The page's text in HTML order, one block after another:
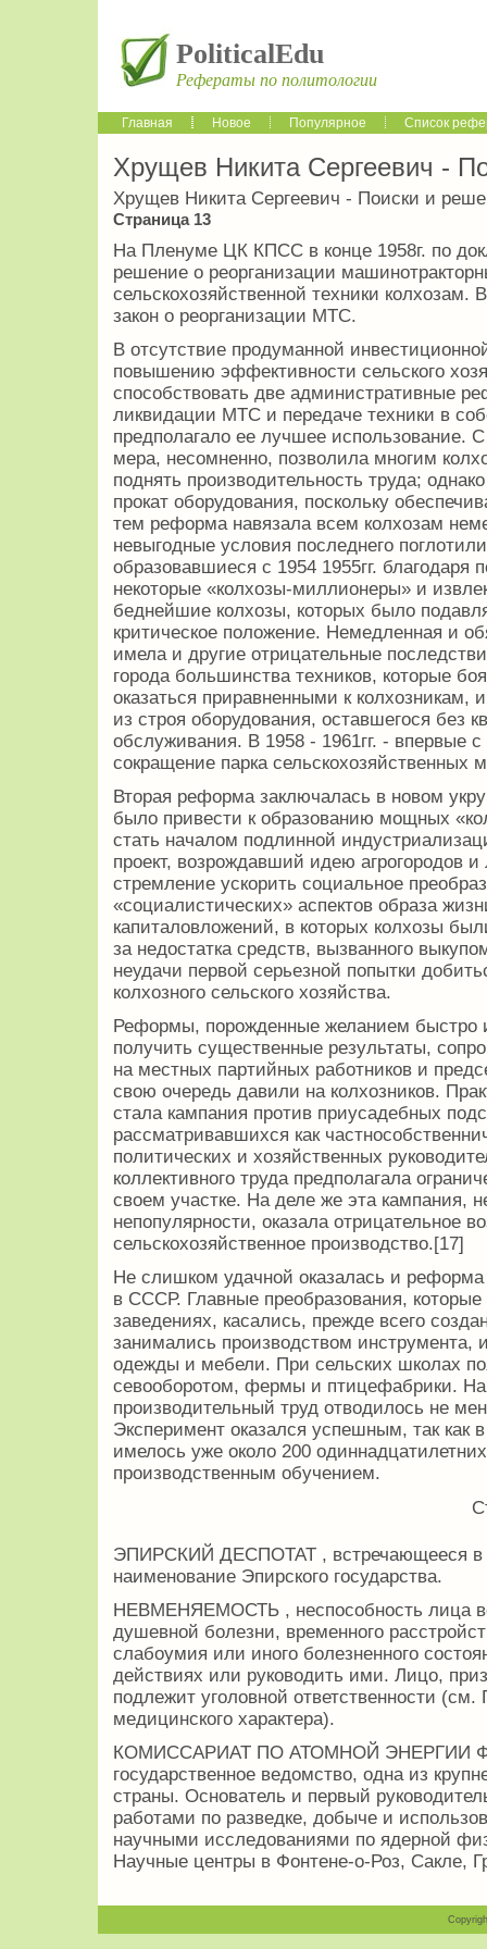
PoliticalEdu
Рефераты по политологии
Главная Новое Популярное Список
Хрущев Никита Сергеевич -
Хрущев Никита Сергеевич - Поиски и
Страница 13
На Пленуме ЦК КПСС в конце 1958г. по
решение о реорганизации
сельскохозяйственной техники
закон о реорганизации МТС.
В отсутствие продуманной
повышению эффективности сельского
способствовать две административные
ликвидации МТС и передаче техники в
предполагало ее лучшее использование.
мера, несомненно, позволила многим
поднять производительность труда;
прокат оборудования, поскольку
тем реформа навязала всем колхозам
невыгодные условия последнего
образовавшиеся с 1954 ­1955гг.
некоторые «колхозы-миллионеры» и
беднейшие колхозы, которых было
критическое положение. Немедленная и
имела и другие отрицательные
города большинства техников, которые
оказаться приравненными к
из строя оборудования, оставшегося без
обслуживания. В 1958 - 1961гг. - впервые
сокращение парка сельскохозяйственных
Вторая реформа заключалась в новом
было привести к образованию мощных
стать началом подлинной
проект, возрождавший идею агрогородов
стремление ускорить социальное
«социалистических» аспектов образа
капиталовложений, в которых колхозы
за недостатка средств, вызванного
неудачи первой серьезной попытки
колхозного сельского хозяйства.
Реформы, порожденные желанием быстро
получить существенные результаты,
на местных партийных работников и
свою очередь давили на колхозников.
стала кампания против приусадебных
рассматривавшихся как
политических и хозяйственных
коллективного труда предполагала
своем участке. На деле же эта кампания,
непопулярности, оказала отрицательное
сельскохозяйственное производство.[17]
Не слишком удачной оказалась и
в СССР. Главные преобразования,
заведениях, касались, прежде всего
занимались производством инструмента,
одежды и мебели. При сельских школах
севооборотом, фермы и птицефабрики. На
производительный труд отводилось не
Эксперимент оказался успешным, так как
имелось уже около 200
производственным обучением.
ЭПИРСКИЙ ДЕСПОТАТ , встречающееся в
наименование Эпирского государства.
НЕВМЕНЯЕМОСТЬ , неспособность лица
душевной болезни, временного
слабоумия или иного болезненного
действиях или руководить ими. Лицо,
подлежит уголовной ответственности
медицинского характера).
КОМИССАРИАТ ПО АТОМНОЙ ЭНЕРГИИ
государственное ведомство, одна из
страны. Основатель и первый
работами по разведке, добыче и
научными исследованиями по ядерной
Научные центры в Фонтене-о-Роз, Сакле,